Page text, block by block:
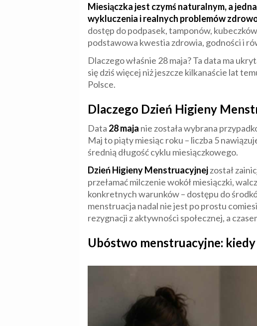
Miesiączka jest czymś naturalnym, a
wykluczenia i realnych problemów
dostęp do podpasek, tamponów,
podstawowa kwestia zdrowia, godności i
Dlaczego właśnie 28 maja? Ta data ma
się dziś więcej niż jeszcze kilkanaście lat
Polsce.
Dlaczego Dzień Higieny
Data 28 maja nie została wybrana
Maj to piąty miesiąc roku – liczba 5
średnią długość cyklu miesiączkowego.
Dzień Higieny Menstruacyjnejzostał
przełamać milczenie wokół miesiączki,
konkretnych warunków – dostępu do
menstruacja nadal nie jest po prostu
rezygnacji z aktywności społecznej, a
Ubóstwo menstruacyjne: